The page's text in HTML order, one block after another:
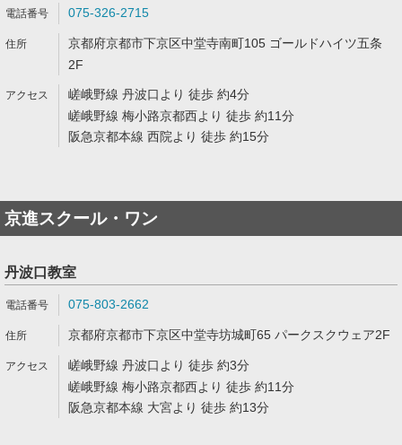
075-326-2715
京都府京都市下京区中堂寺南町105 ゴールドハイツ五条
2F
嵯峨野線 丹波口より 徒歩 約4分
嵯峨野線 梅小路京都西より 徒歩 約11分
阪急京都本線 西院より 徒歩 約15分
京進スクール・ワン
丹波口教室
075-803-2662
京都府京都市下京区中堂寺坊城町65 パークスクウェア2F
嵯峨野線 丹波口より 徒歩 約3分
嵯峨野線 梅小路京都西より 徒歩 約11分
阪急京都本線 大宮より 徒歩 約13分